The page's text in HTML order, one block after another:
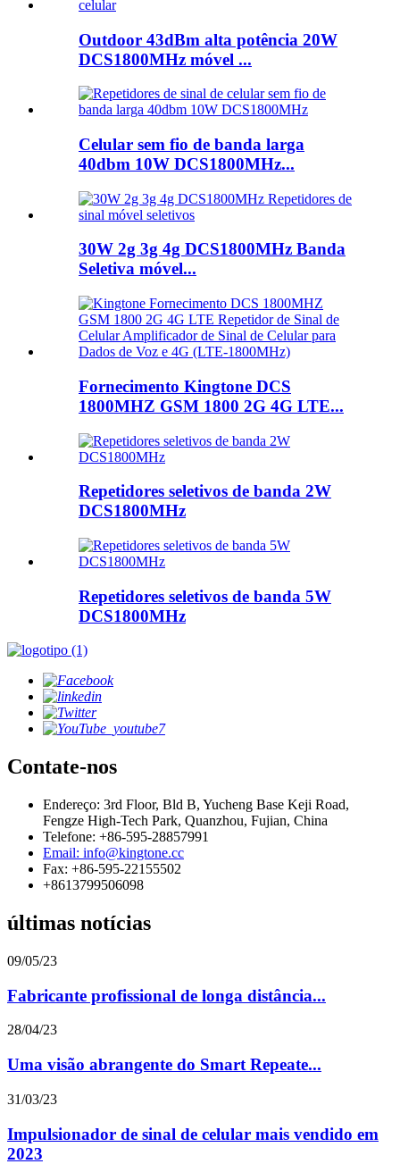
Outdoor 43dBm alta potência 20W
DCS1800MHz móvel ...
Celular sem fio de banda larga
40dbm 10W DCS1800MHz...
30W 2g 3g 4g DCS1800MHz Banda
Seletiva móvel...
Fornecimento Kingtone DCS
1800MHZ GSM 1800 2G 4G LTE...
Repetidores seletivos de banda 2W
DCS1800MHz
Repetidores seletivos de banda 5W
DCS1800MHz
Contate-nos
Endereço: 3rd Floor, Bld B, Yucheng Base Keji Road,
Fengze High-Tech Park, Quanzhou, Fujian, China
Telefone: +86-595-28857991
Email: info@kingtone.cc
Fax: +86-595-22155502
+8613799506098
últimas notícias
09/05/23
Fabricante profissional de longa distância...
28/04/23
Uma visão abrangente do Smart Repeate...
31/03/23
Impulsionador de sinal de celular mais vendido em
2023